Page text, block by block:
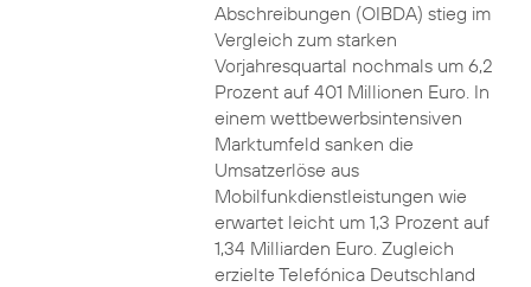
Abschreibungen (OIBDA) stieg im
Vergleich zum starken
Vorjahresquartal nochmals um 6,2
Prozent auf 401 Millionen Euro. In
einem wettbewerbsintensiven
Marktumfeld sanken die
Umsatzerlöse aus
Mobilfunkdienstleistungen wie
erwartet leicht um 1,3 Prozent auf
1,34 Milliarden Euro. Zugleich
erzielte Telefónica Deutschland